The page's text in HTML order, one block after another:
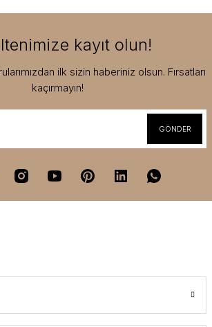
kayıt olun!
ilk sizin haberiniz olsun. Fırsatları
kaçırmayın!
GÖNDER